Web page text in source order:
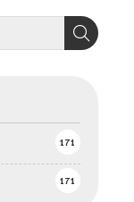
171
171